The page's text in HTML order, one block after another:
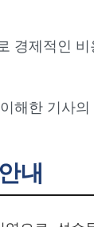
경제적인 비
해한 기사의
내